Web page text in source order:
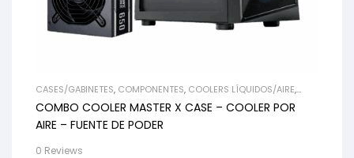
CASES/GABINETES, COMPONENTES, COOLERS LÍQUIDOS/AIRE,
COMBO COOLER MASTER X CASE – COOLER POR
AIRE – FUENTE DE PODER
0 Reviews